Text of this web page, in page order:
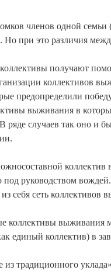
членов одной семьи
Но при это различия
получают
коллективов
предопределили
выживания в
случаев так оно и
руководством
себя сеть коллективов
коллективы выживания
единый коллектив) в
традиционного